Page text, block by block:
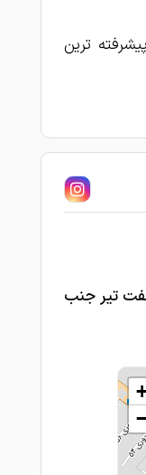
گوش میدن
1404-08-19
1404-08-15
ترین
۴۹ و چهارراه هفت تیر جنب